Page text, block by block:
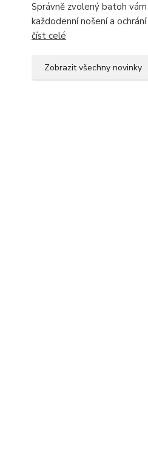
Správně zvolený batoh
každodenní nošení a ochrání
číst celé
Zobrazit všechny novinky